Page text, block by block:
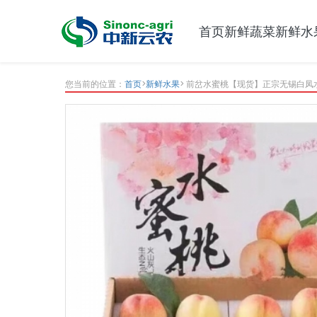
首页新鲜蔬菜新鲜水
您当前的位置： 首页>新鲜水果> 前岔水蜜桃【现货】正宗无锡白